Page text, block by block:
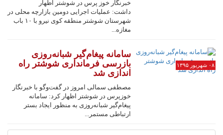
خبرنگار خوز پرس در شوشتر اظهار
داشت: عملیات اجرایی دومین بازارچه محلی در
شهرستان شوشتر منطقه کوی نیرو با ۱۰ باب
مغازه...
۰۸ شهریور ۱۳۹۵
سامانه پیغام‌گیر شبانه‌روزی
بازرسی فرمانداری شوشتر راه
اندازی شد
مصطفی سمالی امروز در گفت‌وگو با خبرنگار
خوزپرس در شوشتر اظهار کرد: سامانه
پیغام‌گیر شبانه‌روزی به منظور ایجاد بستر
ارتباطی مستمر...